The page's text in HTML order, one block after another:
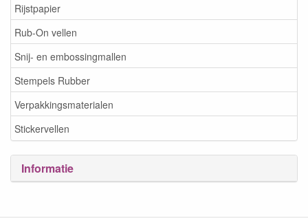
Rijstpapier
Rub-On vellen
Snij- en embossingmallen
Stempels Rubber
Verpakkingsmaterialen
Stickervellen
Informatie